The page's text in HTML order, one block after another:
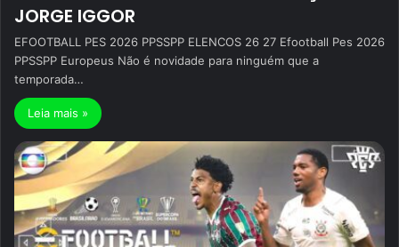
JORGE IGGOR
EFOOTBALL PES 2026 PPSSPP ELENCOS 26 27 Efootball Pes 2026
PPSSPP Europeus Não é novidade para ninguém que a
temporada…
Leia mais »